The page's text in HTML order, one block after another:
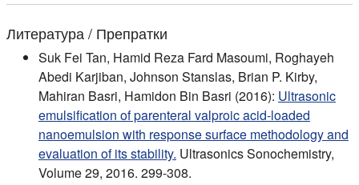
Литература / Препратки
Suk Fei Tan, Hamid Reza Fard Masoumi, Roghayeh
Abedi Karjiban, Johnson Stanslas, Brian P. Kirby,
Mahiran Basri, Hamidon Bin Basri (2016): Ultrasonic
emulsification of parenteral valproic acid-loaded
nanoemulsion with response surface methodology and
evaluation of its stability. Ultrasonics Sonochemistry,
Volume 29, 2016. 299-308.